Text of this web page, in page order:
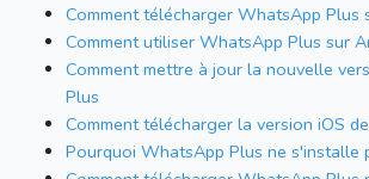
Comment télécharger WhatsApp Plus
Comment utiliser WhatsApp Plus sur
Comment mettre à jour la nouvelle
Plus
Comment télécharger la version iOS
Pourquoi WhatsApp Plus ne s'installe